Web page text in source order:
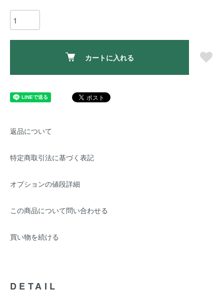
カートに入れる
返品について
特定商取引法に基づく表記
オプションの値段詳細
この商品について問い合わせる
買い物を続ける
DETAIL